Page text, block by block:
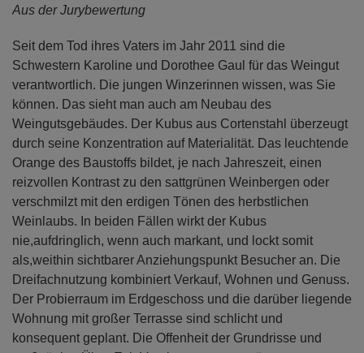
Aus der Jurybewertung
Seit dem Tod ihres Vaters im Jahr 2011 sind die
Schwestern Karoline und Dorothee Gaul für das Weingut
verantwortlich. Die jungen Winzerinnen wissen, was Sie
können. Das sieht man auch am Neubau des
Weingutsgebäudes. Der Kubus aus Cortenstahl überzeugt
durch seine Konzentration auf Materialität. Das leuchtende
Orange des Baustoffs bildet, je nach Jahreszeit, einen
reizvollen Kontrast zu den sattgrünen Weinbergen oder
verschmilzt mit den erdigen Tönen des herbstlichen
Weinlaubs. In beiden Fällen wirkt der Kubus
nie,aufdringlich, wenn auch markant, und lockt somit
als,weithin sichtbarer Anziehungspunkt Besucher an. Die
Dreifachnutzung kombiniert Verkauf, Wohnen und Genuss.
Der Probierraum im Erdgeschoss und die darüber liegende
Wohnung mit großer Terrasse sind schlicht und
konsequent geplant. Die Offenheit der Grundrisse und